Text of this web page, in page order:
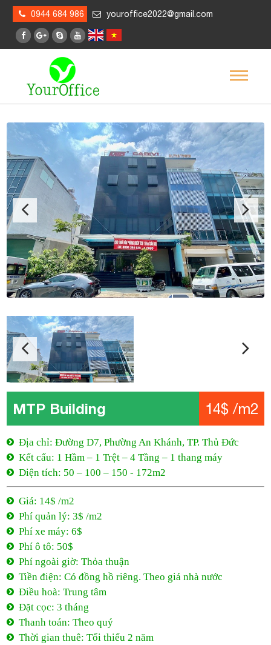
0944 684 986 youroffice2022@gmail.com
MTP Building 14$ /m2
Địa chỉ: Đường D7, Phường An Khánh, TP. Thủ Đức
Kết cấu: 1 Hầm – 1 Trệt – 4 Tầng – 1 thang máy
Diện tích: 50 – 100 – 150 - 172m2
Giá: 14$ /m2
Phí quản lý: 3$ /m2
Phí xe máy: 6$
Phí ô tô: 50$
Phí ngoài giờ: Thỏa thuận
Tiền điện: Có đồng hồ riêng. Theo giá nhà nước
Điều hoà: Trung tâm
Đặt cọc: 3 tháng
Thanh toán: Theo quý
Thời gian thuê: Tối thiểu 2 năm